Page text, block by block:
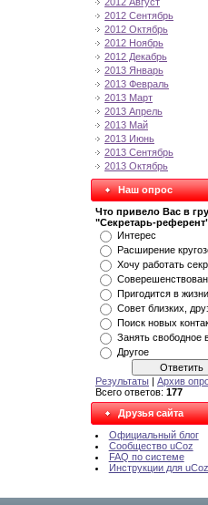
2012 Сентябрь
2012 Октябрь
2012 Ноябрь
2012 Декабрь
2013 Январь
2013 Февраль
2013 Март
2013 Апрель
2013 Май
2013 Июнь
2013 Сентябрь
2013 Октябрь
Наш опрос
Что привело Вас в
"Секретарь-
Интерес
Расширение
Хочу работать
Пригодится в жизни
Совет близких,
Поиск новых
Занять свободное
Другое
Результаты | Архив
Всего ответов: 177
Друзья сайта
Официальный блог
Сообщество uCoz
FAQ по системе
Инструкции для uCoz